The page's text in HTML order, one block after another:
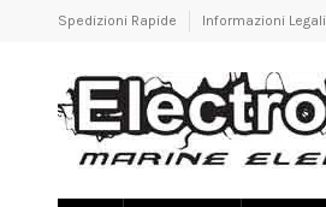
Spedizioni Rapide Informazioni Legali